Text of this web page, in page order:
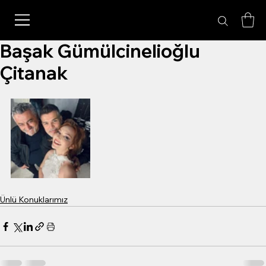
Başak Gümülcinelioğlu
Çitanak
Ünlü Konuklarımız